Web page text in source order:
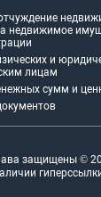
недвижимое
и
лицам
сумм и
защищены ©